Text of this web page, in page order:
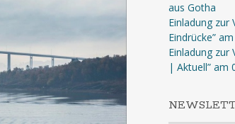
aus Gotha
Einladung zur
Eindrücke”
Einladung zur
| Aktuell” am